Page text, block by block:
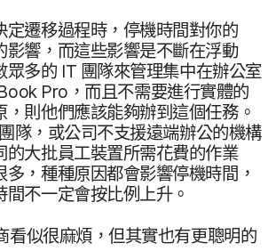
定​遷​移​過程​時，​停機​時間​對​你​的​
影響，​而​這些​影響​是​不斷​在​浮動​
眾多​的 IT 團隊​來​管理​集中​在​辦公室​
Pro ，​而且​不​需要​進行​實體​的​
，​則​他們​應該​能夠​辦到​這​個​任務。​
團隊，​或​公司​不​支援​遠端辦公​的​機構​
的​大​批​員工​裝置​所​需​花費​的​作業​
多，​種​種​原​因​都​會​影響​停機​時間，​
不​一定​會​按​比例​上升。
看似​很​麻煩，​但​其實​也​有​更​聰明​的​